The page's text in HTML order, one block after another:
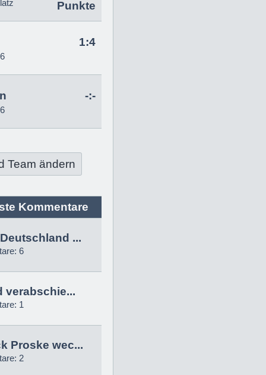
Punkte
1:4
-:-
Team ändern
Kommentare
...
6
verabschie...
1
Proske wec...
2